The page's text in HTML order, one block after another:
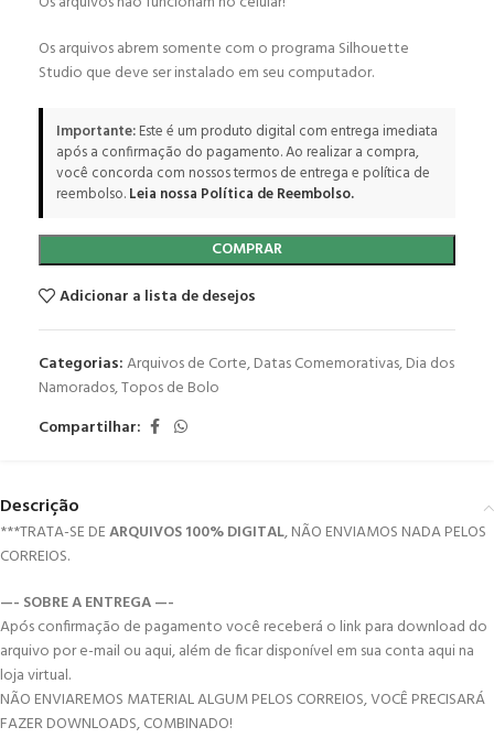
Os arquivos abrem somente com o programa Silhouette
Studio que deve ser instalado em seu computador.
Importante:Este é um produto digital com entrega imediata
após a confirmação do pagamento. Ao realizar a compra,
você concorda com nossos termos de entrega e política de
reembolso.Leia nossa Política de Reembolso.
COMPRAR
Adicionar a lista de desejos
Categorias:Arquivos de Corte,Datas Comemorativas,Dia dos
Namorados,Topos de Bolo
Compartilhar:
Descrição
***TRATA-SE DEARQUIVOS 100% DIGITAL, NÃO ENVIAMOS NADA PELOS
CORREIOS.
—- SOBRE A ENTREGA —-
Após confirmação de pagamento você receberá o link para download do
arquivo por e-mail ou aqui, além de ficar disponível em sua conta aqui na
loja virtual.
NÃO ENVIAREMOS MATERIAL ALGUM PELOS CORREIOS, VOCÊ PRECISARÁ
FAZER DOWNLOADS, COMBINADO!